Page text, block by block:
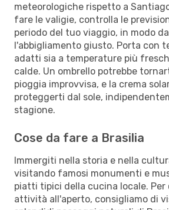
meteorologiche rispetto a
fare le valigie, controlla le
periodo del tuo viaggio, in modo
l'abbigliamento giusto. Porta con
adatti sia a temperature più
calde. Un ombrello potrebbe
pioggia improvvisa, e la crema
proteggerti dal sole,
stagione.
Cose da fare a Brasilia
Immergiti nella storia e nella
visitando famosi monumenti e
piatti tipici della cucina locale.
attività all'aperto, consigliamo di